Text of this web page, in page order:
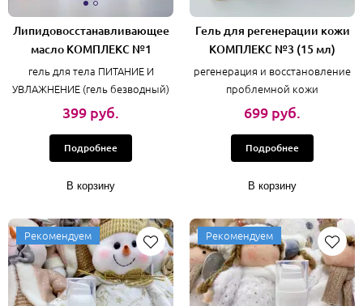
Липидовосстанавливающее
масло КОМПЛЕКС №1
гель для тела ПИТАНИЕ И
УВЛАЖНЕНИЕ (гель безводный)
399 руб.
Подробнее
В корзину
Гель для регенерации кожи
КОМПЛЕКС №3 (15 мл)
регенерация и восстановление
проблемной кожи
699 руб.
Подробнее
В корзину
Рекомендуем Рекомендуем